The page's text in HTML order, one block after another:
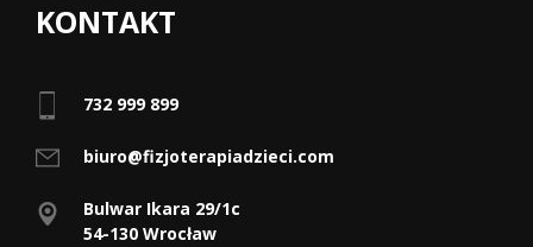
KONTAKT
732 999 899
biuro@fizjoterapiadzieci.com
Bulwar Ikara 29/1c
54-130 Wrocław